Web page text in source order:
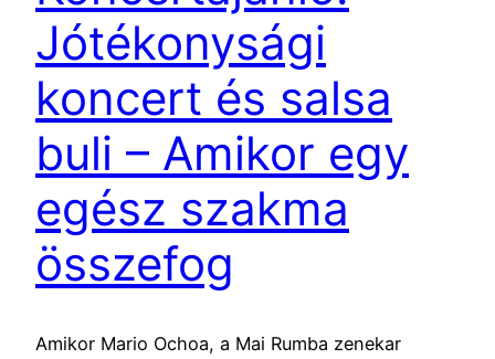
Jótékonysági
koncert és salsa
buli – Amikor egy
egész szakma
összefog
Amikor Mario Ochoa, a Mai Rumba zenekar